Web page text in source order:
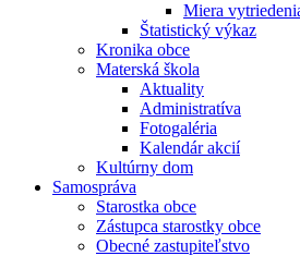
Miera
Štatistický výkaz
Kronika obce
Materská škola
Aktuality
Administratíva
Fotogaléria
Kalendár akcií
Kultúrny dom
Samospráva
Starostka obce
Zástupca starostky obce
Obecné zastupiteľstvo